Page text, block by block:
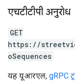
एचटीटीपी अनुरोध
GET
https://
oSequences
यह यूआरएल, gRPC